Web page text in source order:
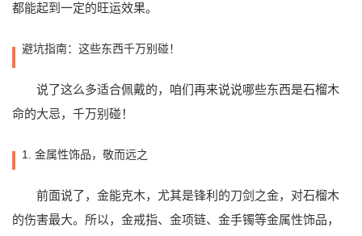
都能起到一定的旺运效果。
避坑指南：这些东西千万别碰！
说了这么多适合佩戴的，咱们再来说说哪些东西是石榴木
命的大忌，千万别碰！
1. 金属性饰品，敬而远之
前面说了，金能克木，尤其是锋利的刀剑之金，对石榴木
的伤害最大。所以，金戒指、金项链、金手镯等金属性饰品，